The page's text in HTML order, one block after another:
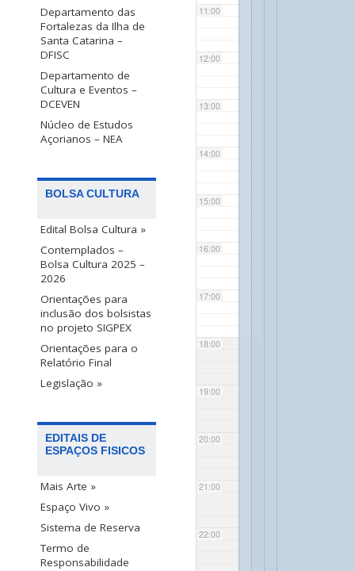
Departamento das
Fortalezas da Ilha de
Santa Catarina –
DFISC
Departamento de
Cultura e Eventos –
DCEVEN
Núcleo de Estudos
Açorianos – NEA
BOLSA CULTURA
Edital Bolsa Cultura »
Contemplados –
Bolsa Cultura 2025 –
2026
Orientações para
inclusão dos bolsistas
no projeto SIGPEX
Orientações para o
Relatório Final
Legislação »
EDITAIS DE
ESPAÇOS FISICOS
Mais Arte »
Espaço Vivo »
Sistema de Reserva
Termo de
Responsabilidade
11:00
12:00
13:00
14:00
15:00
16:00
17:00
18:00
19:00
20:00
21:00
22:00